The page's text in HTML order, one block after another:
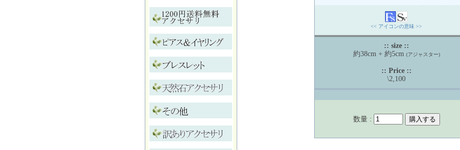
<< アイコンの意味 >>
:: size ::
約38cm + 約5cm (アジャスター)
:: Price ::
\2,100
数量 :